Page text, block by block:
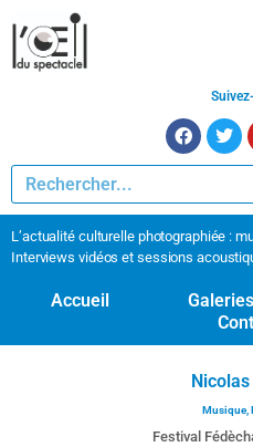
L’actualité culturelle photographiée :
Interviews vidéos et sessions
Accueil
Musique,
Festival